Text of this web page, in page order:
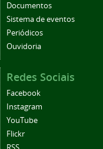
Documentos
Sistema de eventos
Periódicos
Ouvidoria
Redes Sociais
Facebook
Instagram
YouTube
Flickr